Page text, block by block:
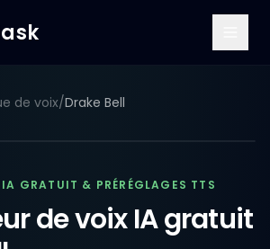
de voix/Drake Bell
GRATUIT & PRÉRÉGLAGES TTS
de voix IA gratuit